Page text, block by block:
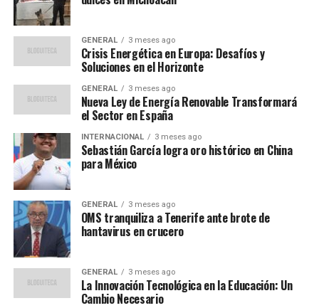
la Comunidad de Madrid. La segunda prueba del circuito
se llevará a cabo en El Encín Golf Hotel el 10 de octubre,
seguido del tercer y último torneo de la fase regular en
el Club de Golf Aranjuez el 2 de noviembre.
Impacto Turístico y Cultural
Este circuito no solo busca atraer a los amantes del golf,
sino también potenciar el turismo cultural en la región.
Según expertos en turismo, eventos como este pueden
incrementar significativamente el número de visitantes
a las ciudades anfitrionas, promoviendo el desarrollo
económico local. “El golf es una herramienta
poderosa para el turismo, especialmente cuando se
celebra en lugares de alto valor histórico y
cultural,”afirma un portavoz del sector turístico
madrileño.
GENERAL 3 meses ago
Crisis Energética en Europa: Desafíos y
Soluciones en el Horizonte
GENERAL 3 meses ago
Nueva Ley de Energía Renovable Transformará
el Sector en España
INTERNACIONAL 3 meses ago
Sebastián García logra oro histórico en China
para México
GENERAL 3 meses ago
OMS tranquiliza a Tenerife ante brote de
hantavirus en crucero
GENERAL 3 meses ago
La Innovación Tecnológica en la Educación: Un
Cambio Necesario